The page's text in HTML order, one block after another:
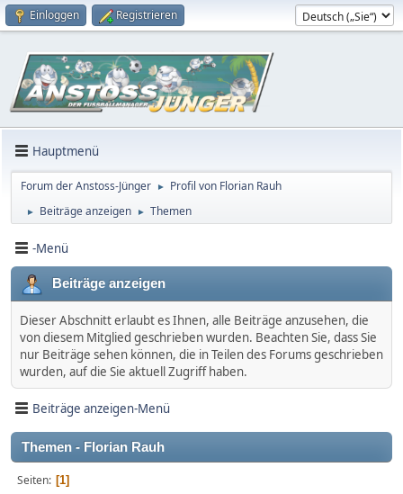
Einloggen Registrieren
Hauptmenü
Forum der Anstoss-Jünger ► Profil von Florian Rauh
► Beiträge anzeigen ► Themen
-Menü
Beiträge anzeigen
Dieser Abschnitt erlaubt es Ihnen, alle Beiträge anzusehen, die
von diesem Mitglied geschrieben wurden. Beachten Sie, dass Sie
nur Beiträge sehen können, die in Teilen des Forums geschrieben
wurden, auf die Sie aktuell Zugriff haben.
Beiträge anzeigen-Menü
Themen - Florian Rauh
Seiten 1